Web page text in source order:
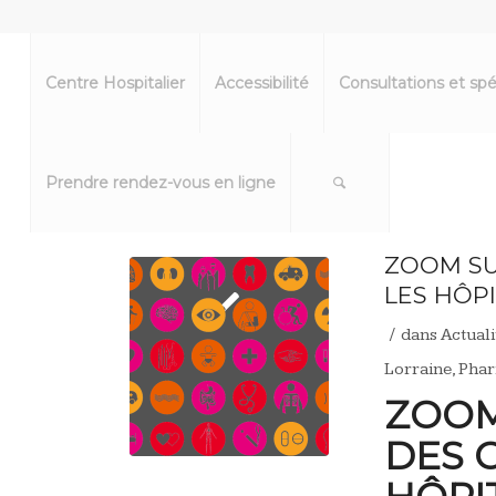
Centre Hospitalier Accessibilité Consultations et
Prendre rendez-vous en ligne
ZOOM
LES
/ dans
Lorraine,
DES